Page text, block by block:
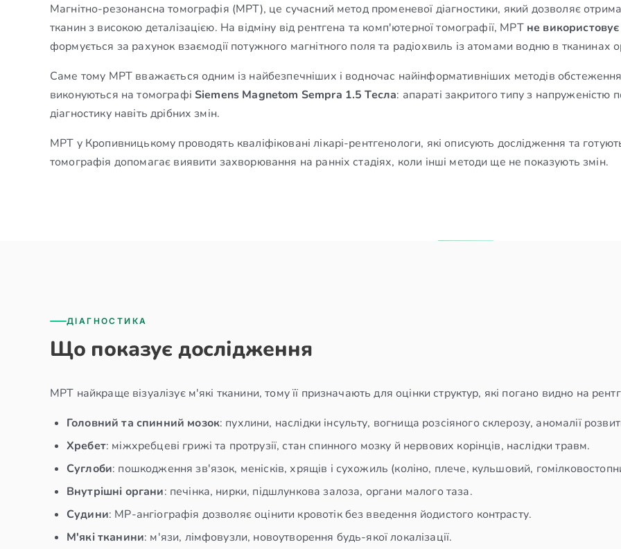
Магнітно-резонансна томографія (МРТ), це сучасний метод променевої діагностики, який дозволяє
тканин з високою деталізацією. На відміну від рентгена та комп'ютерної томографії, МРТ не
формується за рахунок взаємодії потужного магнітного поля та радіохвиль із атомами водню в тканинах
Саме тому МРТ вважається одним із найбезпечніших і водночас найінформативніших методів
виконуються на томографі Siemens Magnetom Sempra 1.5 Тесла: апараті закритого типу з напруженістю
діагностику навіть дрібних змін.
МРТ у Кропивницькому проводять кваліфіковані лікарі-рентгенологи, які описують дослідження та
томографія допомагає виявити захворювання на ранніх стадіях, коли інші методи ще не показують змін.
ДІАГНОСТИКА
Що показує дослідження
МРТ найкраще візуалізує м'які тканини, тому її призначають для оцінки структур, які погано видно на
Головний та спинний мозок: пухлини, наслідки інсульту, вогнища розсіяного склерозу, аномалії
Хребет: міжхребцеві грижі та протрузії, стан спинного мозку й нервових корінців, наслідки травм.
Суглоби: пошкодження зв'язок, менісків, хрящів і сухожиль (коліно, плече, кульшовий,
Внутрішні органи: печінка, нирки, підшлункова залоза, органи малого таза.
Судини: МР-ангіографія дозволяє оцінити кровотік без введення йодистого контрасту.
М'які тканини: м'язи, лімфовузли, новоутворення будь-якої локалізації.